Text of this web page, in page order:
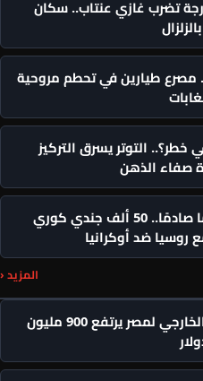
أرضية بقوة 4.5 درجة تضرب غازي عنتاب.. سكان
مصرع طيارين في تحطم مروحية
التوتر يسرق التركيز
صفاء الذهن
زيلينسكي يكشف رقمًا صادمًا.. 50 ألف جندي كوري
روسيا ضد أوكرانيا
المزيد ‹
البنك المركزي: الدين الخارجي لمصر يرتفع 900 مليون